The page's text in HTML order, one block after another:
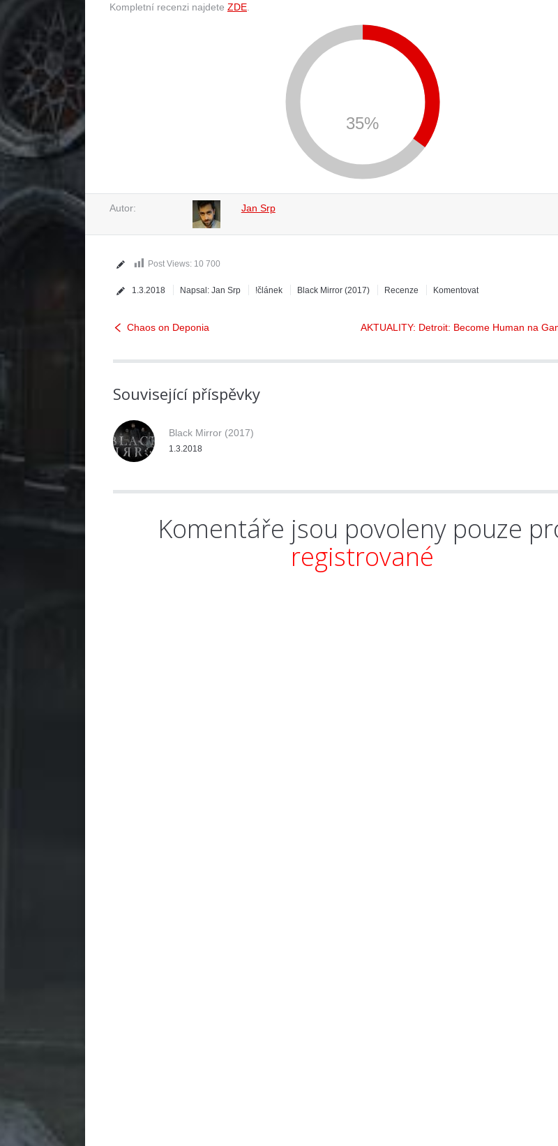
Kompletní recenzi najdete ZDE
35%
Autor: Jan Srp
Post Views: 10 700
1.3.2018 Napsal: Jan Srp !článek Black Mirror (2017) Recenze Komentovat
Chaos on Deponia AKTUALITY: Detroit: Become Human na
Související příspěvky
Black Mirror (2017)
1.3.2018
Komentáře jsou povoleny pouze
registrované